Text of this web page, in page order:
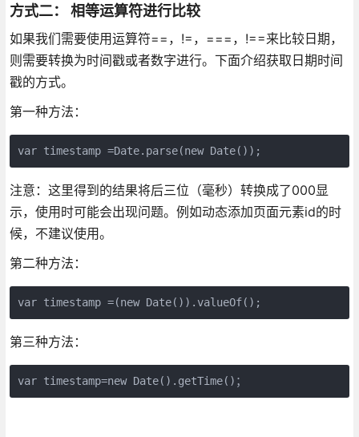
方式二： 相等运算符进行比较
如果我们需要使用运算符==，!=，===，!==来比较日期，
则需要转换为时间戳或者数字进行。下面介绍获取日期时间
戳的方式。
第一种方法：
var timestamp =Date.parse(new Date());
注意：这里得到的结果将后三位（毫秒）转换成了000显
示，使用时可能会出现问题。例如动态添加页面元素id的时
候，不建议使用。
第二种方法：
var timestamp =(new Date()).valueOf();
第三种方法：
var timestamp=new Date().getTime()；